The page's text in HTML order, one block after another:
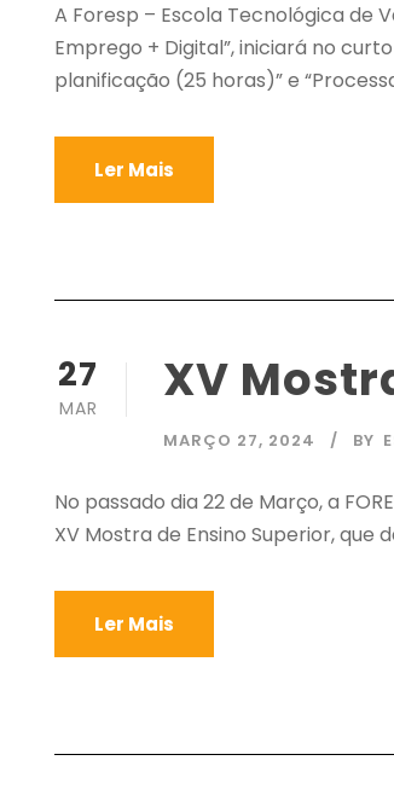
A Foresp – Escola Tecnológica de
Emprego + Digital”, iniciará no
planificação (25 horas)” e
Ler Mais
27
MAR XV
MARÇO 27, 2024 BY
No passado dia 22 de Março, a
XV Mostra de Ensino Superior, que
Ler Mais